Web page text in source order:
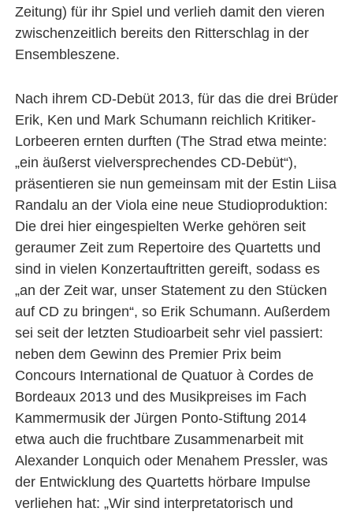
Zeitung) für ihr Spiel und verlieh damit den vieren
zwischenzeitlich bereits den Ritterschlag in der
Ensembleszene.
Nach ihrem CD-Debüt 2013, für das die drei Brüder
Erik, Ken und Mark Schumann reichlich Kritiker-
Lorbeeren ernten durften (The Strad etwa meinte:
„ein äußerst vielversprechendes CD-Debüt“),
präsentieren sie nun gemeinsam mit der Estin Liisa
Randalu an der Viola eine neue Studioproduktion:
Die drei hier eingespielten Werke gehören seit
geraumer Zeit zum Repertoire des Quartetts und
sind in vielen Konzertauftritten gereift, sodass es
„an der Zeit war, unser Statement zu den Stücken
auf CD zu bringen“, so Erik Schumann. Außerdem
sei seit der letzten Studioarbeit sehr viel passiert:
neben dem Gewinn des Premier Prix beim
Concours International de Quatuor à Cordes de
Bordeaux 2013 und des Musikpreises im Fach
Kammermusik der Jürgen Ponto-Stiftung 2014
etwa auch die fruchtbare Zusammenarbeit mit
Alexander Lonquich oder Menahem Pressler, was
der Entwicklung des Quartetts hörbare Impulse
verliehen hat: „Wir sind interpretatorisch und